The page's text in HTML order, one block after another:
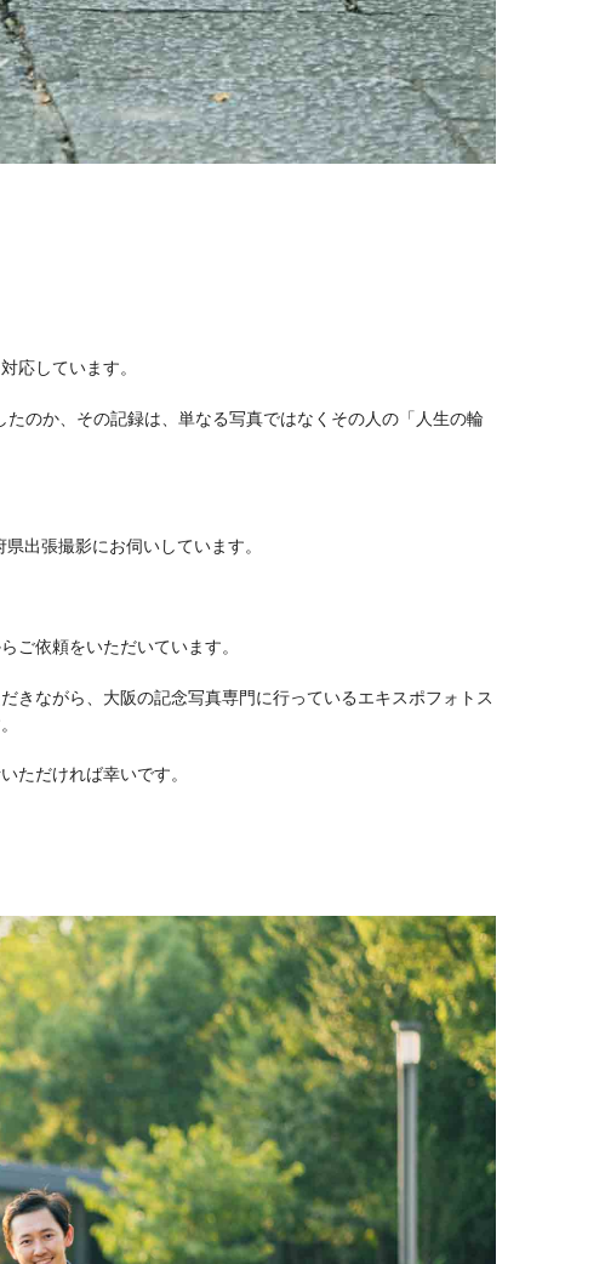
応しています。
のか、その記録は、単なる写真ではなくその人の「人生の輪
出張撮影にお伺いしています。
ご依頼をいただいています。
きながら、大阪の記念写真専門に行っているエキスポフォトス
ただければ幸いです。